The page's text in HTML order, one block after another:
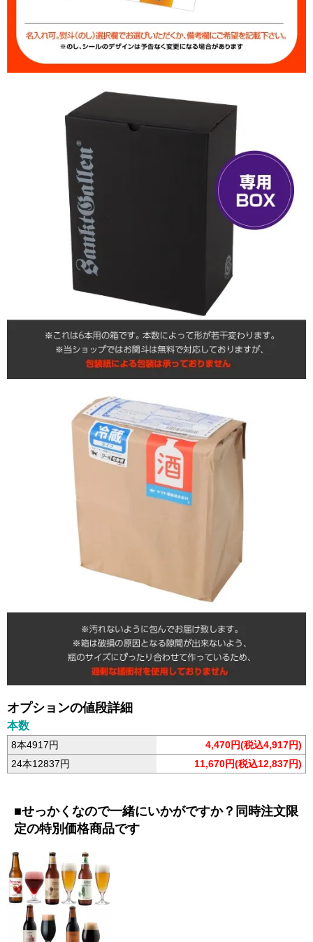
オプションの値段詳細
本数
8本4917円
4,470円(税込4,917円)
24本12837円
11,670円(税込12,837円)
■せっかくなので一緒にいかがですか？同時注文限
定の特別価格商品です